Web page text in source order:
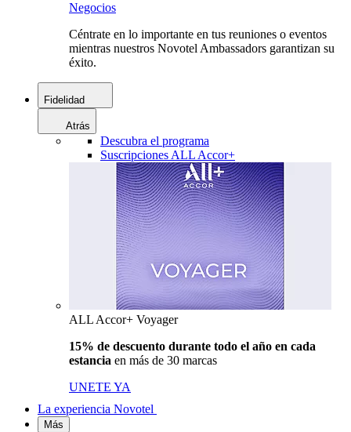
Negocios
Céntrate en lo importante en tus reuniones o eventos
mientras nuestros Novotel Ambassadors garantizan su
éxito.
Fidelidad
Atrás
Descubra el programa
Suscripciones ALL Accor+
ALL Accor+ Voyager
15% de descuento durante todo el año en cada
estancia en más de 30 marcas
UNETE YA
La experiencia Novotel
Más